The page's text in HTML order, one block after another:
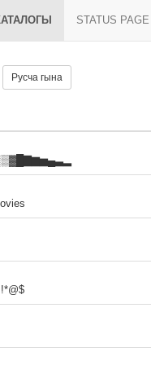
STATUS PAGE
Русча гына